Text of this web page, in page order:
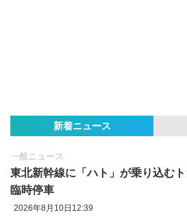
新着ニュース
一般ニュース
東北新幹線に「ハト」が乗り込む
臨時停車
2026年8月10日12:39